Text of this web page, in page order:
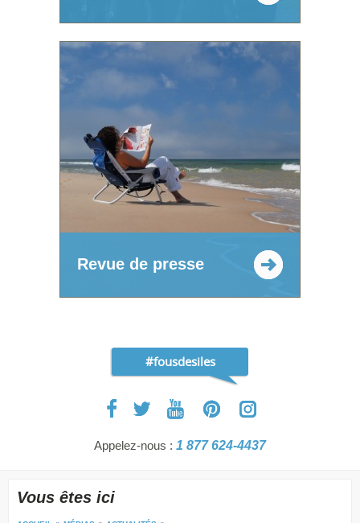
Revue de presse
#fousdesiles
Appelez-nous : 1 877 624-4437
Vous êtes ici